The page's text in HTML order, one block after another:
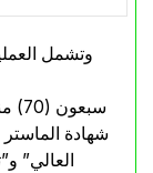
شهادة
العالي”